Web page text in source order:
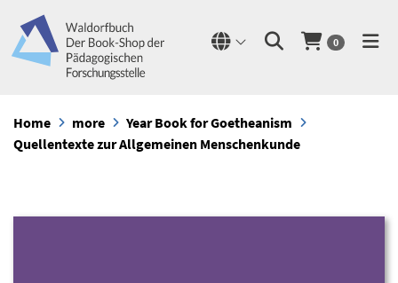
0
Home more
Year Book for Goetheanism
Quellentexte zur Allgemeinen Menschenkunde